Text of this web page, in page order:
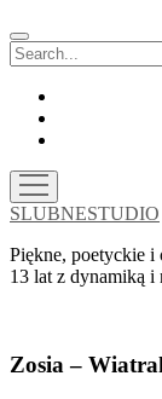
Search
open
menu
SLUBNESTUDIO
Piękne, poetyckie i
13 lat z dynamiką i
Zosia –